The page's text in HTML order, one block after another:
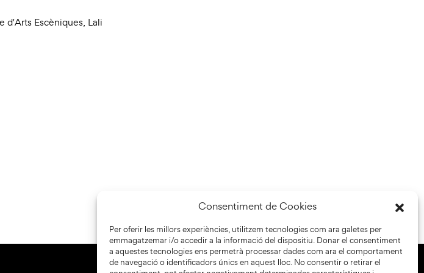
Consentiment de Cookies
Per oferir les millors experiències, utilitzem tecnologies com ara galetes per
emmagatzemar i/o accedir a la informació del dispositiu. Donar el consentiment
a aquestes tecnologies ens permetrà processar dades com ara el comportament
de navegació o identificadors únics en aquest lloc. No consentir o retirar el
d'Arts Escèniques, Lali